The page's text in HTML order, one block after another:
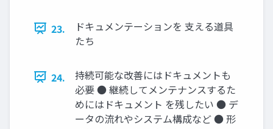
23.
ドキュメンテーションを 支える道具
たち
24.
持続可能な改善にはドキュメントも
必要 ● 継続してメンテナンスするた
めにはドキュメント を残したい ● デ
ータの流れやシステム構成など ● 形